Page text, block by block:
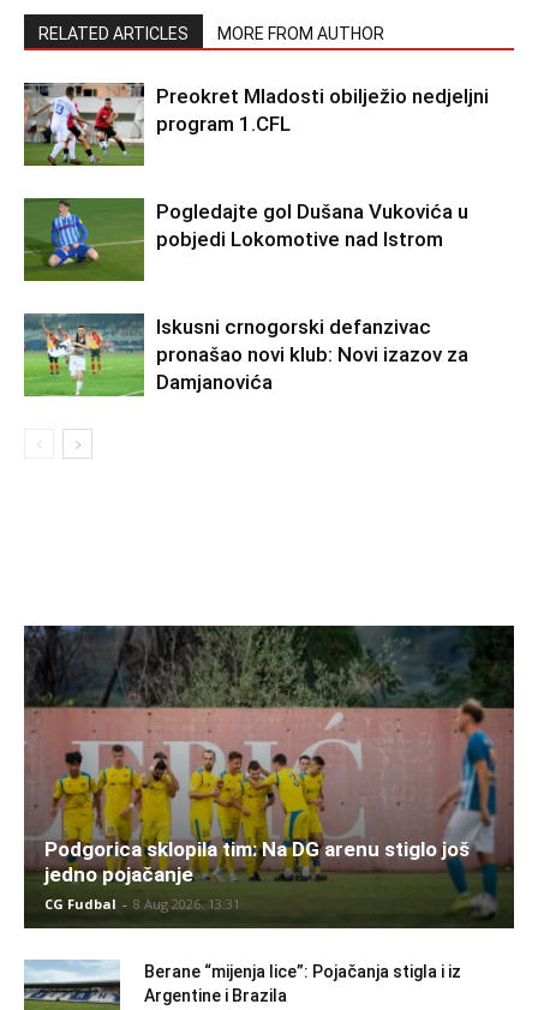
RELATED ARTICLES MORE FROM AUTHOR
Preokret Mladosti obilježio nedjeljni
program 1.CFL
Pogledajte gol Dušana Vukovića u
pobjedi Lokomotive nad Istrom
Iskusni crnogorski defanzivac
pronašao novi klub: Novi izazov za
Damjanovića
Podgorica sklopila tim: Na DG arenu stiglo još
jedno pojačanje
CG Fudbal - 8 Aug 2026. 13:31
Berane “mijenja lice”: Pojačanja stigla i iz
Argentine i Brazila